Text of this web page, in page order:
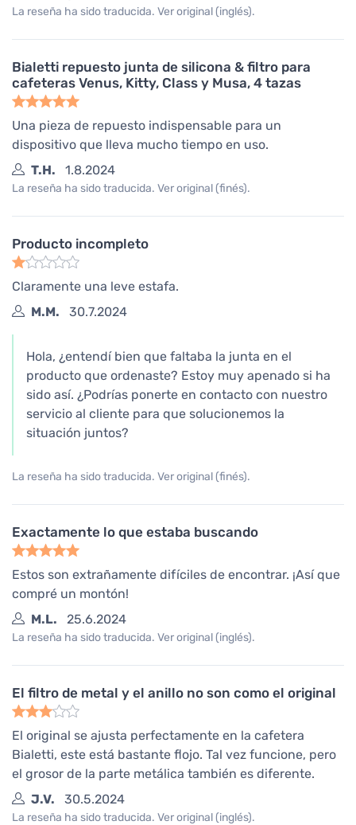
La reseña ha sido traducida. Ver original (inglés).
Bialetti repuesto junta de silicona & filtro para
cafeteras Venus, Kitty, Class y Musa, 4 tazas
Una pieza de repuesto indispensable para un
dispositivo que lleva mucho tiempo en uso.
T.H.
1.8.2024
La reseña ha sido traducida. Ver original (finés).
Producto incompleto
Claramente una leve estafa.
M.M.
30.7.2024
Hola, ¿entendí bien que faltaba la junta en el
producto que ordenaste? Estoy muy apenado si ha
sido así. ¿Podrías ponerte en contacto con nuestro
servicio al cliente para que solucionemos la
situación juntos?
La reseña ha sido traducida. Ver original (finés).
Exactamente lo que estaba buscando
Estos son extrañamente difíciles de encontrar. ¡Así que
compré un montón!
M.L.
25.6.2024
La reseña ha sido traducida. Ver original (inglés).
El filtro de metal y el anillo no son como el original
El original se ajusta perfectamente en la cafetera
Bialetti, este está bastante flojo. Tal vez funcione, pero
el grosor de la parte metálica también es diferente.
J.V.
30.5.2024
La reseña ha sido traducida. Ver original (inglés).